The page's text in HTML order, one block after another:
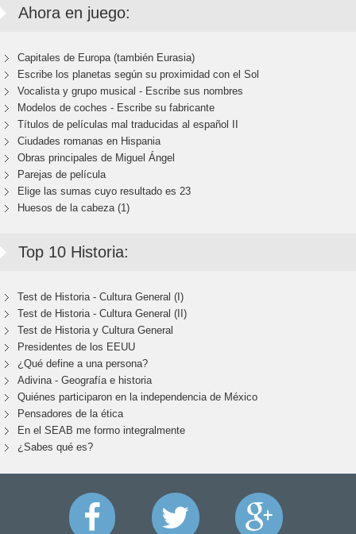
Ahora en juego:
Capitales de Europa (también Eurasia)
Escribe los planetas según su proximidad con el Sol
Vocalista y grupo musical - Escribe sus nombres
Modelos de coches - Escribe su fabricante
Títulos de películas mal traducidas al español II
Ciudades romanas en Hispania
Obras principales de Miguel Ángel
Parejas de película
Elige las sumas cuyo resultado es 23
Huesos de la cabeza (1)
Top 10 Historia:
Test de Historia - Cultura General (I)
Test de Historia - Cultura General (II)
Test de Historia y Cultura General
Presidentes de los EEUU
¿Qué define a una persona?
Adivina - Geografía e historia
Quiénes participaron en la independencia de México
Pensadores de la ética
En el SEAB me formo integralmente
¿Sabes qué es?